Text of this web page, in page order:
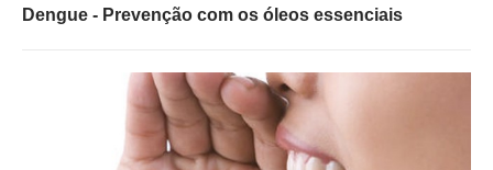
Dengue - Prevenção com os óleos essenciais